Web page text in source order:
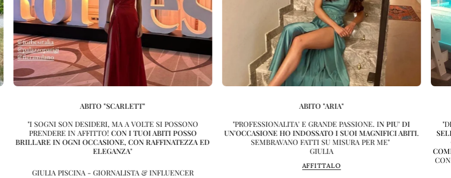
ABITO "SCARLETT"
"I SOGNI SON DESIDERI, MA A VOLTE SI POSSONO
PRENDERE IN AFFITTO! CON I TUOI ABITI POSSO
BRILLARE IN OGNI OCCASIONE, CON RAFFINATEZZA ED
ELEGANZA"
GIULIA PISCINA - GIORNALISTA & INFLUENCER
ABITO "ARIA"
"PROFESSIONALITA' E GRANDE PASSIONE. IN PIU' DI
UN'OCCASIONE HO INDOSSATO I SUOI MAGNIFICI ABITI.
SEMBRAVANO FATTI SU MISURA PER ME"
GIULIA
AFFITTALO